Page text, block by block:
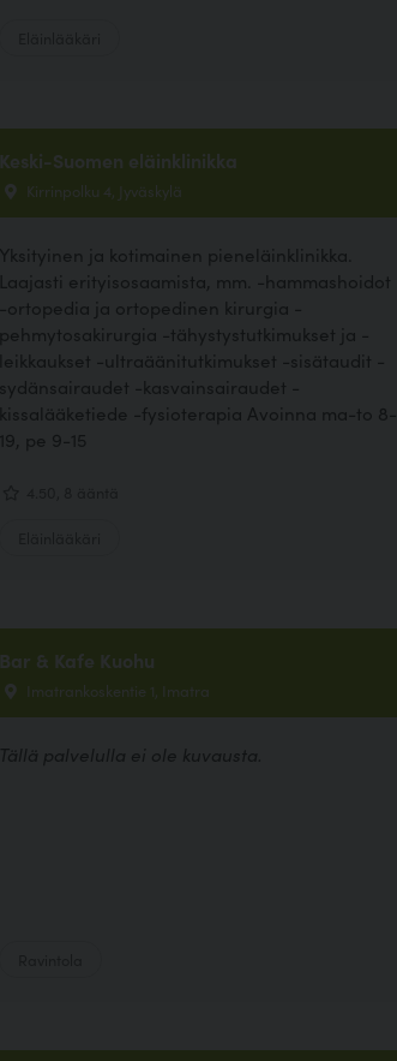
Keski-Suomen eläinklinikka
Kirrinpolku 4, Jyväskylä
Yksityinen ja kotimainen pieneläinklinikka.
Laajasti erityisosaamista, mm. -hammashoidot
-ortopedia ja ortopedinen kirurgia -
pehmytosakirurgia -tähystystutkimukset ja -
leikkaukset -ultraäänitutkimukset -sisätaudit -
sydänsairaudet -kasvainsairaudet -
kissalääketiede -fysioterapia Avoinna ma-to 8-
19, pe 9-15
Bar & Kafe Kuohu
Imatrankoskentie 1, Imatra
Tällä palvelulla ei ole kuvausta.